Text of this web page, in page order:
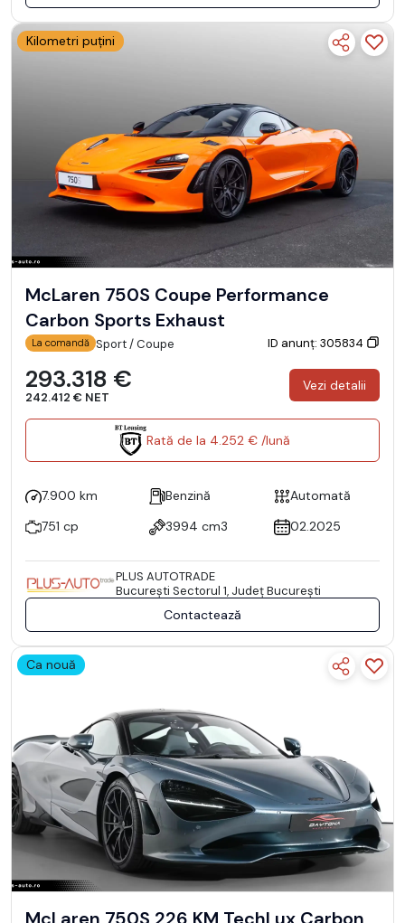
Kilometri puțini
McLaren 750S Coupe Performance
Carbon Sports Exhaust
La comandă Sport / Coupe ID anunț: 305834
293.318 €
242.412 € NET
Vezi detalii
Rată de la 4.252 € /lună
7.900 km Benzină
Automată
751 cp
3994 cm3 02.2025
PLUS AUTOTRADE
Bucureşti Sectorul 1, Județ București
Contactează
Ca nouă